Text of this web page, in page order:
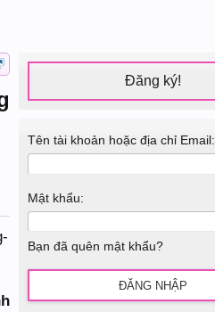
Đăng ký!
Tên tài khoản hoặc địa chỉ Email:
Mật khẩu:
Bạn đã quên mật khẩu?